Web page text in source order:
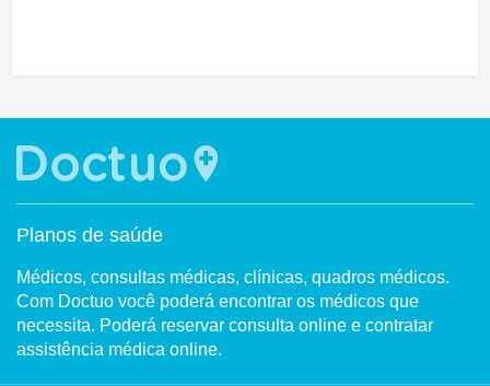
Planos de saúde
Médicos, consultas médicas, clínicas, quadros médicos.
Com Doctuo você poderá encontrar os médicos que
necessita. Poderá reservar consulta online e contratar
assistência médica online.